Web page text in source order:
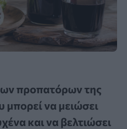
προπατόρων της
να μειώσει
και να βελτιώσει